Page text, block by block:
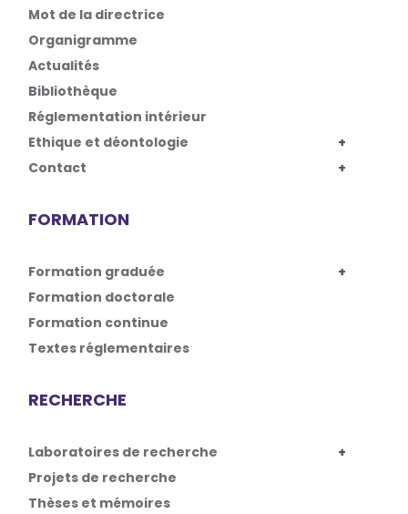
Mot de la directrice
Organigramme
Actualités
Bibliothèque
Réglementation intérieur
Ethique et déontologie
Contact
FORMATION
Formation graduée
Formation doctorale
Formation continue
Textes réglementaires
RECHERCHE
Laboratoires de recherche
Projets de recherche
Thèses et mémoires